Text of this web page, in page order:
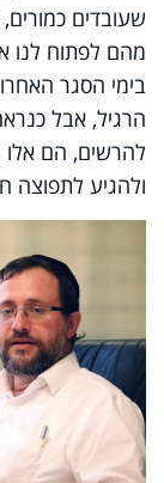
שעובדים
מהם לפתוח לנו
בימי הסגר
הרגיל, אבל
להרשים, הם
ולהגיע לתפוצה